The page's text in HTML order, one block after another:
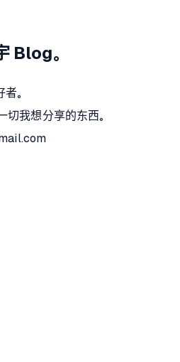
Blog。
。
切我想分享的东西。